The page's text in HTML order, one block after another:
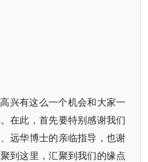
兴有这么一个机会和大家一
在此，首先要特别感谢我们
远华博士的亲临指导，也谢
到这里，汇聚到我们的缘点